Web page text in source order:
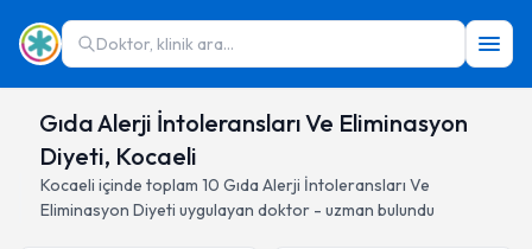
Doktor, klinik ara...
Gıda Alerji İntoleransları Ve Eliminasyon
Diyeti, Kocaeli
Kocaeli içinde toplam 10 Gıda Alerji İntoleransları Ve
Eliminasyon Diyeti uygulayan doktor - uzman bulundu